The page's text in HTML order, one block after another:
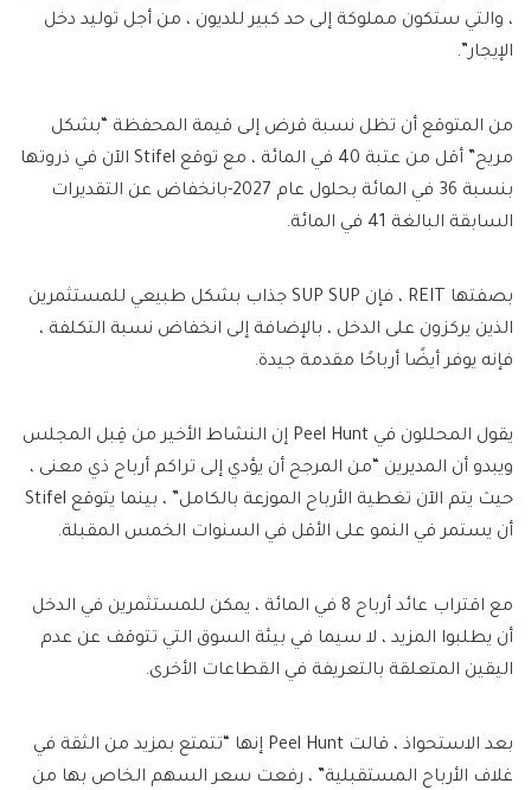
، والتي ستكون مملوكة إلى حد كبير للديون ، من أجل توليد دخل
الإيجار”.
من المتوقع أن تظل نسبة قرض إلى قيمة المحفظة “بشكل
مريح” أقل من عتبة 40 في المائة ، مع توقع Stifel الآن في ذروتها
بنسبة 36 في المائة بحلول عام 2027-بانخفاض عن التقديرات
السابقة البالغة 41 في المائة.
بصفتها REIT ، فإن SUP SUP جذاب بشكل طبيعي للمستثمرين
الذين يركزون على الدخل ، بالإضافة إلى انخفاض نسبة التكلفة ،
فإنه يوفر أيضًا أرباحًا مقدمة جيدة.
يقول المحللون في Peel Hunt إن النشاط الأخير من قِبل المجلس
ويبدو أن المديرين “من المرجح أن يؤدي إلى تراكم أرباح ذي معنى ،
حيث يتم الآن تغطية الأرباح الموزعة بالكامل” ، بينما يتوقع Stifel
أن يستمر في النمو على الأقل في السنوات الخمس المقبلة.
مع اقتراب عائد أرباح 8 في المائة ، يمكن للمستثمرين في الدخل
أن يطلبوا المزيد ، لا سيما في بيئة السوق التي تتوقف عن عدم
اليقين المتعلقة بالتعريفة في القطاعات الأخرى.
بعد الاستحواذ ، قالت Peel Hunt إنها “تتمتع بمزيد من الثقة في
غلاف الأرباح المستقبلية” ، رفعت سعر السهم الخاص بها من